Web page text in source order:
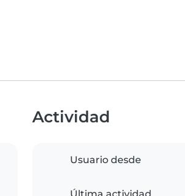
Actividad
Usuario desde